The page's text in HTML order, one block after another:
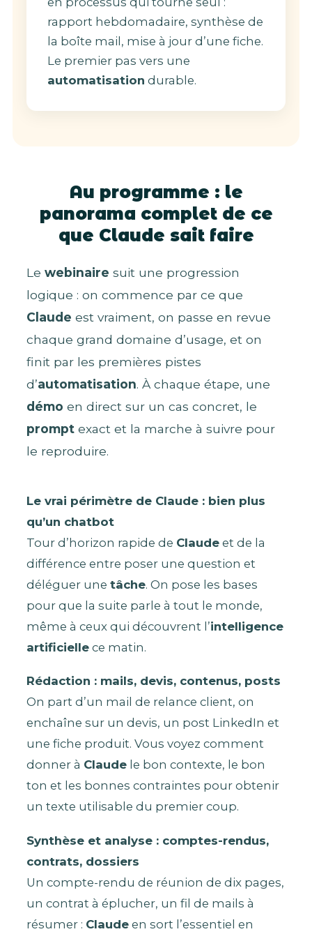
rapport hebdomadaire, synthèse de
la boîte mail, mise à jour d’une fiche.
Le premier pas vers une
automatisation durable.
Au programme : le
panorama complet de ce
que Claude sait faire
Le webinaire suit une progression
logique : on commence par ce que
Claude est vraiment, on passe en revue
chaque grand domaine d’usage, et on
finit par les premières pistes
d’automatisation. À chaque étape, une
démo en direct sur un cas concret, le
prompt exact et la marche à suivre pour
le reproduire.
Le vrai périmètre de Claude : bien plus
qu’un chatbot
Tour d’horizon rapide de Claude et de la
différence entre poser une question et
déléguer une tâche. On pose les bases
pour que la suite parle à tout le monde,
même à ceux qui découvrent l’intelligence
artificielle ce matin.
Rédaction : mails, devis, contenus, posts
On part d’un mail de relance client, on
enchaîne sur un devis, un post LinkedIn et
une fiche produit. Vous voyez comment
donner à Claude le bon contexte, le bon
ton et les bonnes contraintes pour obtenir
un texte utilisable du premier coup.
Synthèse et analyse : comptes-rendus,
contrats, dossiers
Un compte-rendu de réunion de dix pages,
un contrat à éplucher, un fil de mails à
résumer : Claude en sort l’essentiel en